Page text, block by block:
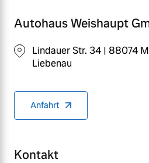
Autohaus Weishaupt
Lindauer Str. 34 | 88074
Liebenau
Anfahrt
Kontakt